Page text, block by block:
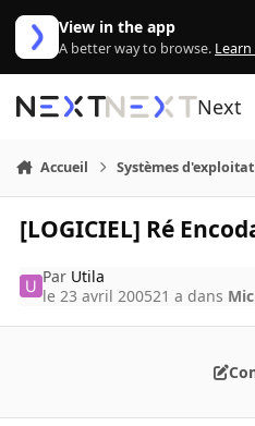
Aller au contenu
View in the app
A better way to browse.
Next
Accueil Systèmes
[LOGICIEL] Ré
Par Utila
le 23 avril 200521 a dans